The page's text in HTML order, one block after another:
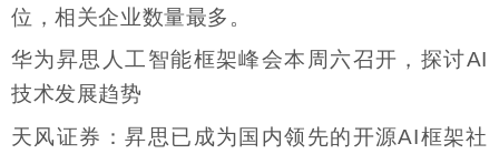
位，相关企业数量最多。
华为昇思人工智能框架峰会本周六召开，探讨AI
技术发展趋势
天风证券：昇思已成为国内领先的开源AI框架社